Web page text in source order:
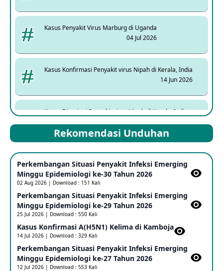
Kasus Penyakit Virus Marburg di Uganda
04 Jul 2026
Kasus Konfirmasi Penyakit virus Nipah di Kerala, India
14 Jun 2026
Kasus Dicurigai Penyakit virus Nipah di Kerala, India
Mpox Clade 1b di Taiwan
25 May 2026
Update Informasi PHEIC Penyakit Ebola
23 May 2026
Penetapan Outbreak Penyakit Ebola di RD Kongo dan
Uganda Sebagai PHEIC
17 May 2026
Rekomendasi Unduhan
Perkembangan Situasi Penyakit Infeksi Emerging
Minggu Epidemiologi ke-30 Tahun 2026
02 Aug 2026 | Download : 151 Kali
Perkembangan Situasi Penyakit Infeksi Emerging
Minggu Epidemiologi ke-29 Tahun 2026
25 Jul 2026 | Download : 550 Kali
Kasus Konfirmasi A(H5N1) Kelima di Kamboja​
14 Jul 2026 | Download : 329 Kali
Perkembangan Situasi Penyakit Infeksi Emerging
Minggu Epidemiologi ke-27 Tahun 2026
12 Jul 2026 | Download : 553 Kali